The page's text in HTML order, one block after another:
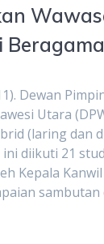
Beragama
Dewan
Utara
(laring dan
ini diikuti 21
Kepala
sambutan